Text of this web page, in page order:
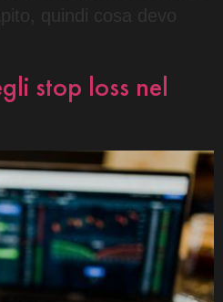
quindi cosa devo
stop loss nel